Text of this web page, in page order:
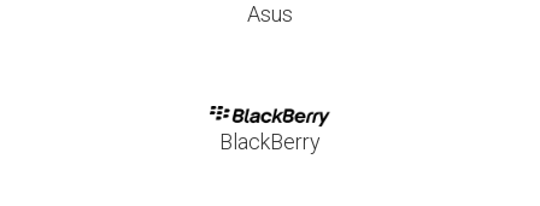
Asus
BlackBerry